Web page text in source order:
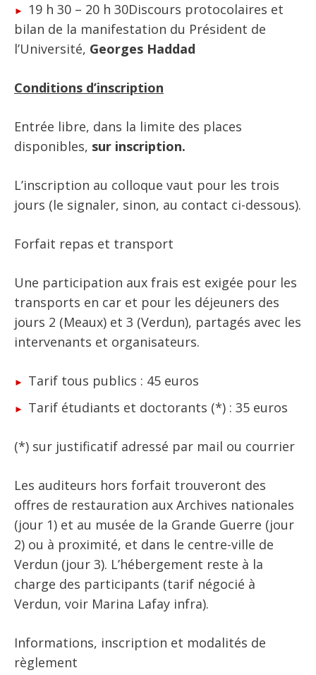
19 h 30 – 20 h 30Discours protocolaires et
bilan de la manifestation du Président de
l’Université, Georges Haddad
Conditions d’inscription
Entrée libre, dans la limite des places
disponibles, sur inscription.
L’inscription au colloque vaut pour les trois
jours (le signaler, sinon, au contact ci-dessous).
Forfait repas et transport
Une participation aux frais est exigée pour les
transports en car et pour les déjeuners des
jours 2 (Meaux) et 3 (Verdun), partagés avec les
intervenants et organisateurs.
Tarif tous publics : 45 euros
Tarif étudiants et doctorants (*) : 35 euros
(*) sur justificatif adressé par mail ou courrier
Les auditeurs hors forfait trouveront des
offres de restauration aux Archives nationales
(jour 1) et au musée de la Grande Guerre (jour
2) ou à proximité, et dans le centre-ville de
Verdun (jour 3). L’hébergement reste à la
charge des participants (tarif négocié à
Verdun, voir Marina Lafay infra).
Informations, inscription et modalités de
règlement